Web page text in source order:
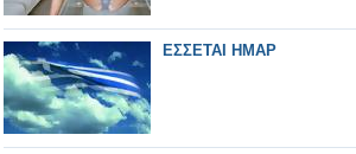
ΕΣΣΕΤΑΙ ΗΜΑΡ